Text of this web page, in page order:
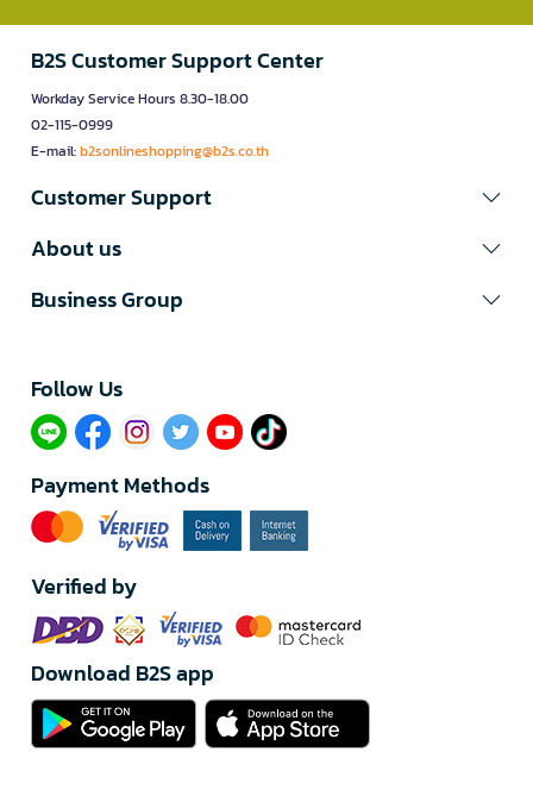
B2S Customer Support Center
Workday Service Hours 8.30-18.00
02-115-0999
E-mail:b2sonlineshopping@b2s.co.th
Customer Support
About us
Business Group
Follow Us​
Payment Methods
Verified by
Download B2S app